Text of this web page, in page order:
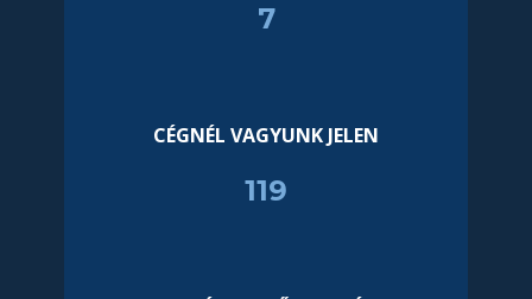
7
CÉGNÉL VAGYUNK JELEN
120